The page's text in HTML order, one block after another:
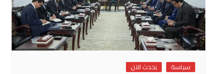
سياسة يحدث الان